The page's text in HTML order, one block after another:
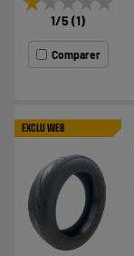
1/5 (1)
Comparer
EXCLU WEB